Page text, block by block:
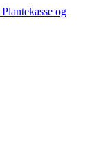
Plantekasse og